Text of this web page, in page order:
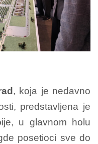
, koja je nedavno
predstavljena je
u glavnom holu
posetioci sve do